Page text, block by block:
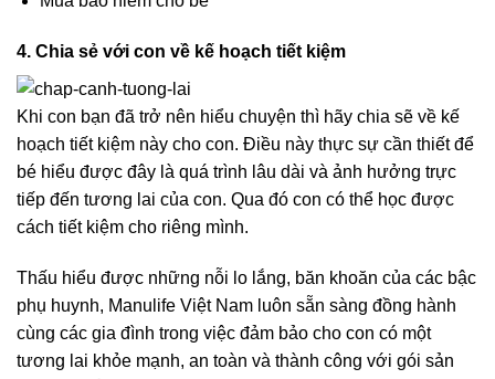
4. Chia sẻ với con về kế hoạch tiết kiệm
Khi con bạn đã trở nên hiểu chuyện thì hãy chia sẽ về kế
hoạch tiết kiệm này cho con. Điều này thực sự cần thiết để
bé hiểu được đây là quá trình lâu dài và ảnh hưởng trực
tiếp đến tương lai của con. Qua đó con có thể học được
cách tiết kiệm cho riêng mình.
Thấu hiểu được những nỗi lo lắng, băn khoăn của các bậc
phụ huynh, Manulife Việt Nam luôn sẵn sàng đồng hành
cùng các gia đình trong việc đảm bảo cho con có một
tương lai khỏe mạnh, an toàn và thành công với gói sản